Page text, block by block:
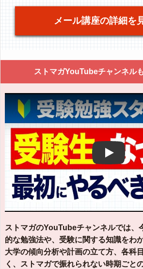
メール講座の詳細を
ストマガYouTubeチャンネル
Play
ストマガのYouTubeチャンネルでは、
的な勉強法や、受験に関する知識をわ
大学の傾向分析や計画の立て方、各科
く、ストマガで振れられない時期ごと